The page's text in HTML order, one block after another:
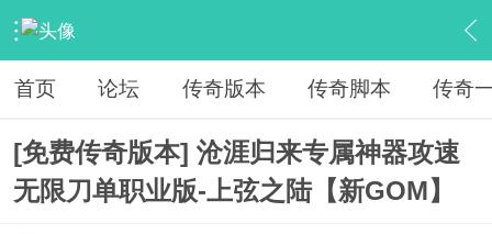
› 传奇服务端区 › 传奇版本下载 › 内容
首页 论坛 传奇版本 传奇脚本 传奇
[免费传奇版本] 沧涯归来专属神器攻速
无限刀单职业版-上弦之陆【新GOM】